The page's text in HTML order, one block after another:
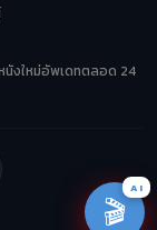
นังใหม่อัพเดทตลอด 24
🎬
AI